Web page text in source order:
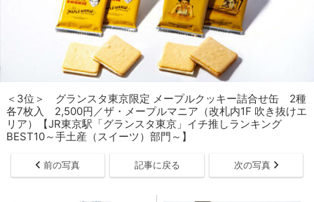
＜3位＞ グランスタ東京限定 メープルクッキー詰合せ缶 2種
各7枚入 2,500円／ザ・メープルマニア（改札内1F 吹き抜けエ
リア）【JR東京駅「グランスタ東京」イチ推しランキング
BEST10～手土産（スイーツ）部門～】
前の写真 記事に戻る 次の写真